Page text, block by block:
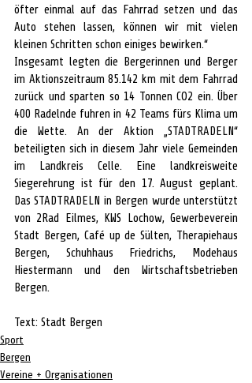
öfter einmal auf das Fahrrad setzen und das
Auto stehen lassen, können wir mit vielen
kleinen Schritten schon einiges bewirken.“
Insgesamt legten die Bergerinnen und Berger
im Aktionszeitraum 85.142 km mit dem Fahrrad
zurück und sparten so 14 Tonnen CO2 ein. Über
400 Radelnde fuhren in 42 Teams fürs Klima um
die Wette. An der Aktion „STADTRADELN“
beteiligten sich in diesem Jahr viele Gemeinden
im Landkreis Celle. Eine landkreisweite
Siegerehrung ist für den 17. August geplant.
Das STADTRADELN in Bergen wurde unterstützt
von 2Rad Eilmes, KWS Lochow, Gewerbeverein
Stadt Bergen, Café up de Sülten, Therapiehaus
Bergen, Schuhhaus Friedrichs, Modehaus
Hiestermann und den Wirtschaftsbetrieben
Bergen.
Text: Stadt Bergen
Sport
Bergen
Vereine + Organisationen